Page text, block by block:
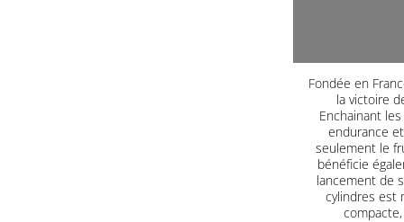
Fondée en
la victoire
Enchainant
endurance
seulement le
bénéficie
lancement de
cylindres est